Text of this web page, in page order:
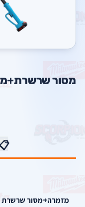
מסור
מזמרה+מסור שרשרת